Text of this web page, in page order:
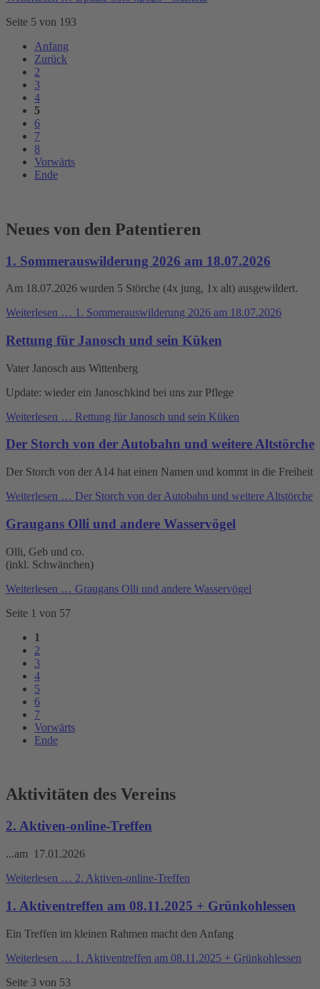
Seite 5 von 193
Anfang
Zurück
2
3
4
5
6
7
8
Vorwärts
Ende
Neues von den Patentieren
1. Sommerauswilderung 2026 am 18.07.2026
Am 18.07.2026 wurden 5 Störche (4x jung, 1x alt) ausgewildert.
Weiterlesen … 1. Sommerauswilderung 2026 am 18.07.2026
Rettung für Janosch und sein Küken
Vater Janosch aus Wittenberg
Update: wieder ein Janoschkind bei uns zur Pflege
Weiterlesen … Rettung für Janosch und sein Küken
Der Storch von der Autobahn und weitere Altstörche
Der Storch von der A14 hat einen Namen und kommt in die Freiheit
Weiterlesen … Der Storch von der Autobahn und weitere Altstörche
Graugans Olli und andere Wasservögel
Olli, Geb und co.
(inkl. Schwänchen)
Weiterlesen … Graugans Olli und andere Wasservögel
Seite 1 von 57
1
2
3
4
5
6
7
Vorwärts
Ende
Aktivitäten des Vereins
2. Aktiven-online-Treffen
...am 17.01.2026
Weiterlesen … 2. Aktiven-online-Treffen
1. Aktiventreffen am 08.11.2025 + Grünkohlessen
Ein Treffen im kleinen Rahmen macht den Anfang
Weiterlesen … 1. Aktiventreffen am 08.11.2025 + Grünkohlessen
Seite 3 von 53